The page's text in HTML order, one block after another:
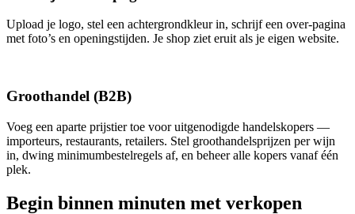
Upload je logo, stel een achtergrondkleur in, schrijf een over-pagina
met foto’s en openingstijden. Je shop ziet eruit als je eigen website.
Groothandel (B2B)
Voeg een aparte prijstier toe voor uitgenodigde handelskopers —
importeurs, restaurants, retailers. Stel groothandelsprijzen per wijn
in, dwing minimumbestelregels af, en beheer alle kopers vanaf één
plek.
Begin binnen minuten met verkopen